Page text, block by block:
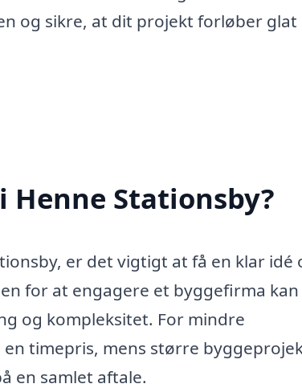
og sikre, at dit projekt forløber glat
Stationsby?
er det vigtigt at få en klar idé
for at engagere et byggefirma kan
og kompleksitet. For mindre
timepris, mens større
en samlet aftale.